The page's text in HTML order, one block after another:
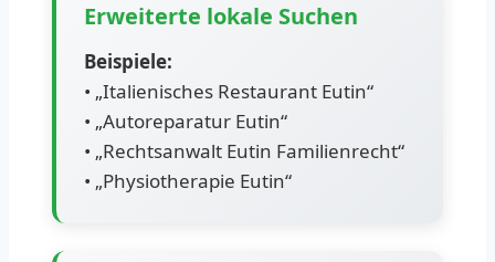
Erweiterte lokale Suchen
Beispiele:
• „Italienisches Restaurant Eutin“
• „Autoreparatur Eutin“
• „Rechtsanwalt Eutin Familienrecht“
• „Physiotherapie Eutin“